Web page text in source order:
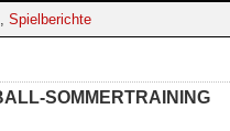
, Spielberichte
SOMMERTRAINING